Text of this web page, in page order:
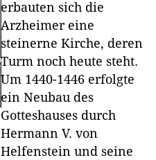
erbauten sich die
Arzheimer eine
steinerne Kirche, deren
Turm noch heute steht.
Um 1440-1446 erfolgte
ein Neubau des
Gotteshauses durch
Hermann V. von
Helfenstein und seine